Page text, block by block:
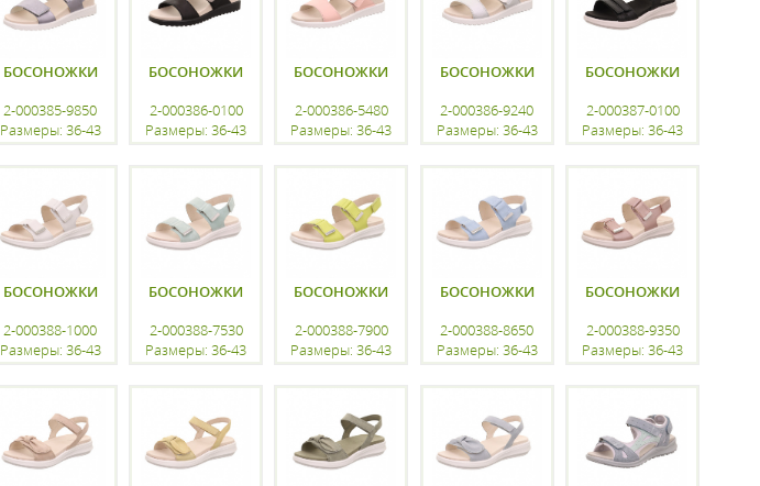
БОСОНОЖКИ
2-000385-9850
Размеры: 36-43
БОСОНОЖКИ
2-000386-0100
Размеры: 36-43
БОСОНОЖКИ
2-000386-5480
Размеры: 36-43
БОСОНОЖКИ
2-000386-9240
Размеры: 36-43
БОСОНОЖКИ
2-000387-0100
Размеры: 36-43
БОСОНОЖКИ
2-000388-1000
Размеры: 36-43
БОСОНОЖКИ
2-000388-7530
Размеры: 36-43
БОСОНОЖКИ
2-000388-7900
Размеры: 36-43
БОСОНОЖКИ
2-000388-8650
Размеры: 36-43
БОСОНОЖКИ
2-000388-9350
Размеры: 36-43